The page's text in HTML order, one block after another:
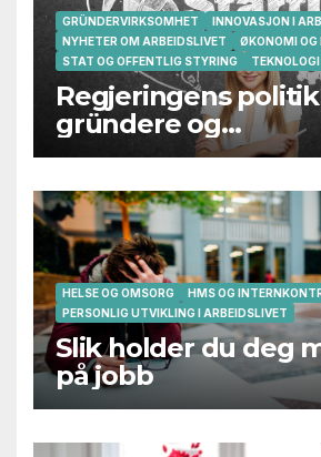
GRÜNDERVIRKSOMHET
INNOVASJON I
NYHETER OM ARBEIDSLIVET
ØKONOMI OG
STAT OG OFFENTLIG STYRING
Regjeringens
gründere og
oppstartsbedrifter
HELSE OG OMSORG
HMS OG
PERSONLIG UTVIKLING I ARBEIDSLIVET
Slik holder du deg
på jobb